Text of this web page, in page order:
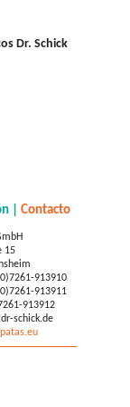
Dr. Schick
| Contacto
15
913910
913911
913912
schick.de